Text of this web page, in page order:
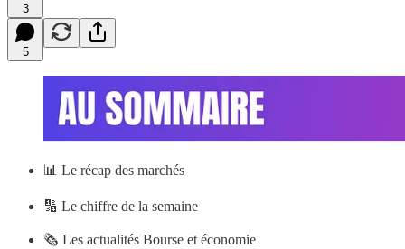
3
5
📊 Le récap des marchés
🔢 Le chiffre de la semaine
🗞️ Les actualités Bourse et économie